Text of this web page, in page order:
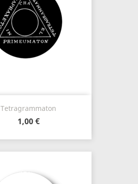
Tetragrammaton
1,00 €